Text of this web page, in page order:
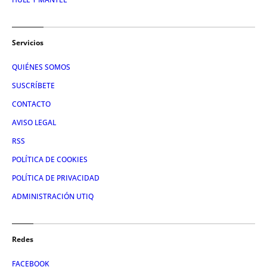
Servicios
QUIÉNES SOMOS
SUSCRÍBETE
CONTACTO
AVISO LEGAL
RSS
POLÍTICA DE COOKIES
POLÍTICA DE PRIVACIDAD
ADMINISTRACIÓN UTIQ
Redes
FACEBOOK